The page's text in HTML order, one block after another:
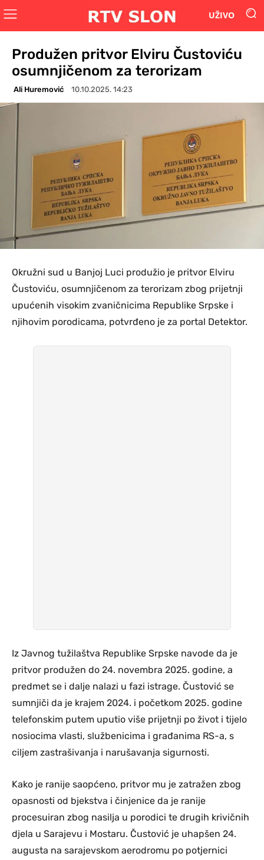
UŽIVO
Produžen pritvor Elviru Čustoviću
osumnjičenom za terorizam
Ali Huremović 10.10.2025. 14:23
Okružni sud u Banjoj Luci produžio je pritvor Elviru
Čustoviću, osumnjičenom za terorizam zbog prijetnji
upućenih visokim zvaničnicima Republike Srpske i
njihovim porodicama, potvrđeno je za portal Detektor.
Iz Javnog tužilaštva Republike Srpske navode da je
pritvor produžen do 24. novembra 2025. godine, a
predmet se i dalje nalazi u fazi istrage. Čustović se
sumnjiči da je krajem 2024. i početkom 2025. godine
telefonskim putem uputio više prijetnji po život i tijelo
nosiocima vlasti, službenicima i građanima RS-a, s
ciljem zastrašivanja i narušavanja sigurnosti.
Kako je ranije saopćeno, pritvor mu je zatražen zbog
opasnosti od bjekstva i činjenice da je ranije
procesuiran zbog nasilja u porodici te drugih krivičnih
djela u Sarajevu i Mostaru. Čustović je uhapšen 24.
augusta na sarajevskom aerodromu po potjernici